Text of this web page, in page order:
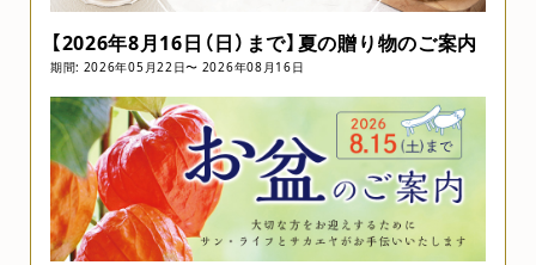
【2026年8月16日（日）まで】夏の贈り物のご案内
期間: 2026年05月22日〜 2026年08月16日